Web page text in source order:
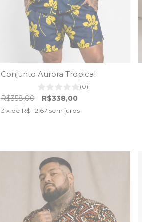
Conjunto Aurora Tropical
(0)
R$358,00 R$338,00
3 x de R$112,67 sem juros